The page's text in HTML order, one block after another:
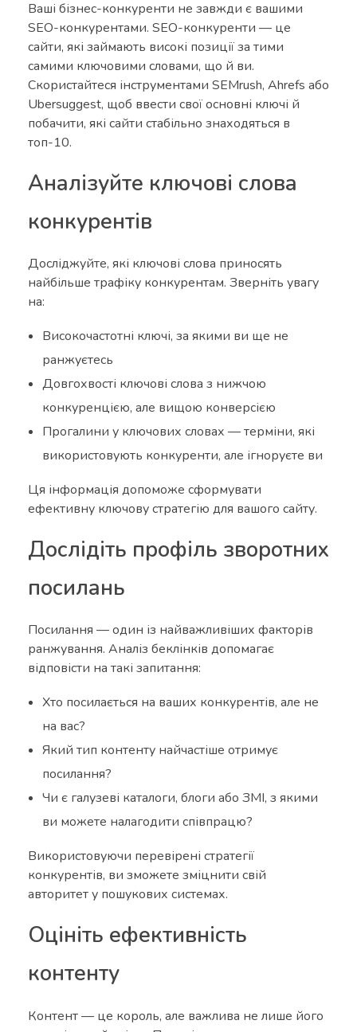
Ваші бізнес-конкуренти не завжди є вашими
SEO-конкурентами. SEO-конкуренти — це
сайти, які займають високі позиції за тими
самими ключовими словами, що й ви.
Скористайтеся інструментами SEMrush, Ahrefs або
Ubersuggest, щоб ввести свої основні ключі й
побачити, які сайти стабільно знаходяться в
топ-10.
Аналізуйте ключові слова
конкурентів
Досліджуйте, які ключові слова приносять
найбільше трафіку конкурентам. Зверніть увагу
на:
Високочастотні ключі, за якими ви ще не
ранжуєтесь
Довгохвості ключові слова з нижчою
конкуренцією, але вищою конверсією
Прогалини у ключових словах — терміни, які
використовують конкуренти, але ігноруєте ви
Ця інформація допоможе сформувати
ефективну ключову стратегію для вашого сайту.
Дослідіть профіль зворотних
посилань
Посилання — один із найважливіших факторів
ранжування. Аналіз беклінків допомагає
відповісти на такі запитання:
Хто посилається на ваших конкурентів, але не
на вас?
Який тип контенту найчастіше отримує
посилання?
Чи є галузеві каталоги, блоги або ЗМІ, з якими
ви можете налагодити співпрацю?
Використовуючи перевірені стратегії
конкурентів, ви зможете зміцнити свій
авторитет у пошукових системах.
Оцініть ефективність
контенту
Контент — це король, але важлива не лише його